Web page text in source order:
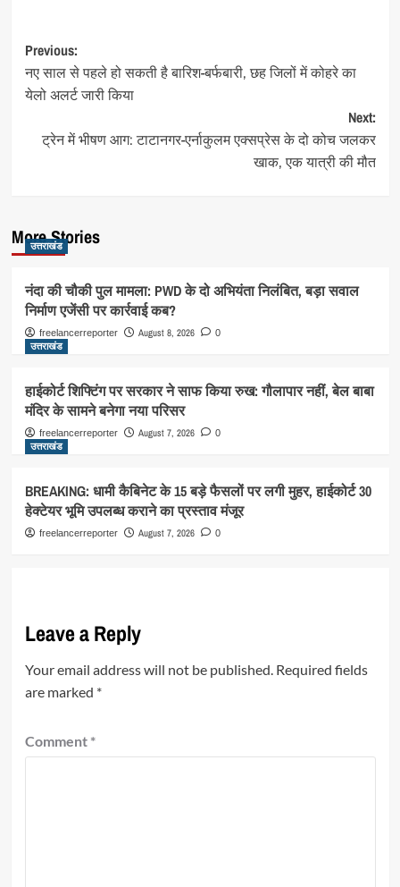
Post
navigation
Previous:
नए साल से पहले हो सकती है बारिश-बर्फबारी, छह जिलों में कोहरे का
येलो अलर्ट जारी किया
Next:
ट्रेन में भीषण आग: टाटानगर-एर्नाकुलम एक्सप्रेस के दो कोच जलकर
खाक, एक यात्री की मौत
More Stories
उत्तराखंड
नंदा की चौकी पुल मामला: PWD के दो अभियंता निलंबित, बड़ा सवाल
निर्माण एजेंसी पर कार्रवाई कब?
freelancerreporter August 8, 2026 0
उत्तराखंड
हाईकोर्ट शिफ्टिंग पर सरकार ने साफ किया रुख: गौलापार नहीं, बेल बाबा
मंदिर के सामने बनेगा नया परिसर
freelancerreporter August 7, 2026 0
उत्तराखंड
BREAKING: धामी कैबिनेट के 15 बड़े फैसलों पर लगी मुहर, हाईकोर्ट 30
हेक्टेयर भूमि उपलब्ध कराने का प्रस्ताव मंजूर
freelancerreporter August 7, 2026 0
Leave a Reply
Your email address will not be published. Required fields
are marked *
Comment *